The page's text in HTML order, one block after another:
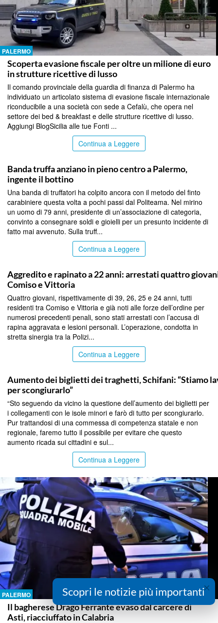
PALERMO
Scoperta evasione fiscale per oltre un milione di euro
in strutture ricettive di lusso
Il comando provinciale della guardia di finanza di Palermo ha
individuato un articolato sistema di evasione fiscale internazionale
riconducibile a una società con sede a Cefalù, che opera nel
settore dei bed & breakfast e delle strutture ricettive di lusso.
Aggiungi BlogSicilia alle tue Fonti ...
Continua a Leggere
Banda truffa anziano in pieno centro a Palermo,
ingente il bottino
Una banda di truffatori ha colpito ancora con il metodo del finto
carabiniere questa volta a pochi passi dal Politeama. Nel mirino
un uomo di 79 anni, presidente di un’associazione di categoria,
convinto a consegnare soldi e gioielli per un presunto incidente di
fatto mai avvenuto. Sulla truff...
Continua a Leggere
Aggredito e rapinato a 22 anni: arrestati quattro
Comiso e Vittoria
Quattro giovani, rispettivamente di 39, 26, 25 e 24 anni, tutti
residenti tra Comiso e Vittoria e già noti alle forze dell’ordine per
numerosi precedenti penali, sono stati arrestati con l’accusa di
rapina aggravata e lesioni personali. L’operazione, condotta in
stretta sinergia tra la Polizi...
Continua a Leggere
Aumento dei biglietti dei traghetti, Schifani: “Stiamo
per scongiurarlo”
“Sto seguendo da vicino la questione dell’aumento dei biglietti per
i collegamenti con le isole minori e farò di tutto per scongiurarlo.
Pur trattandosi di una commessa di competenza statale e non
regionale, faremo tutto il possibile per evitare che questo
aumento ricada sui cittadini e sul...
Continua a Leggere
PALERMO
Il bagherese Drago Ferrante evaso dal carcere di
Asti, riacciuffato in Calabria
×
Scopri le notizie più importanti